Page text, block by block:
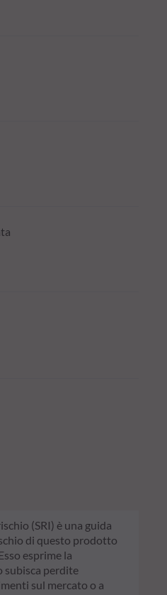
(SRI) è una guida
di questo prodotto
esprime la
perdite
sul mercato o a